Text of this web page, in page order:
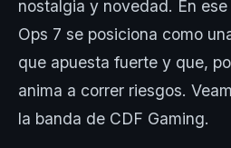
nostalgia y novedad. En
Ops 7 se posiciona como
que apuesta fuerte y que,
anima a correr riesgos.
la banda de CDF Gaming.